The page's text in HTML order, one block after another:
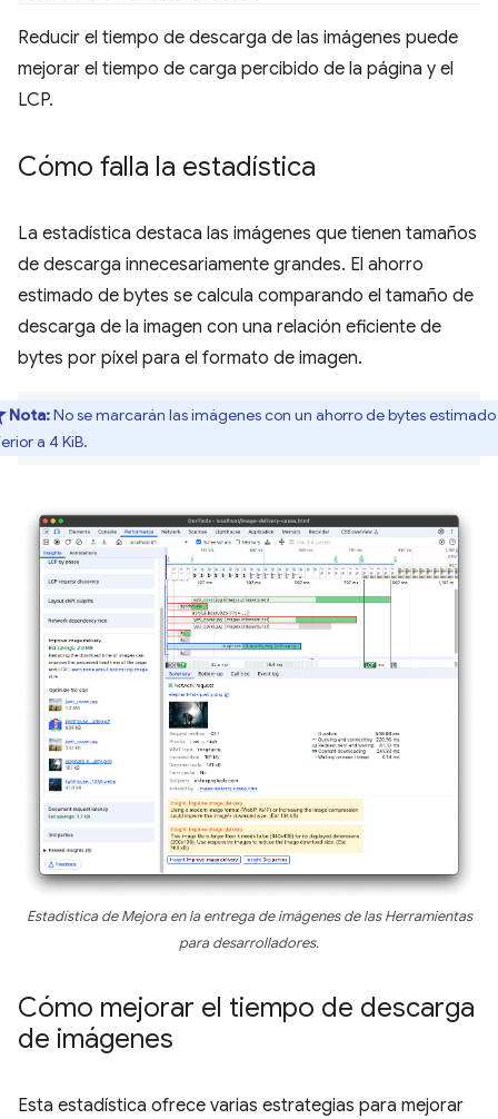
Reducir el tiempo de descarga de las imágenes puede
mejorar el tiempo de carga percibido de la página y el
LCP.
Cómo falla la estadística
La estadística destaca las imágenes que tienen tamaños
de descarga innecesariamente grandes. El ahorro
estimado de bytes se calcula comparando el tamaño de
descarga de la imagen con una relación eficiente de
bytes por píxel para el formato de imagen.
Nota:No se marcarán las imágenes con un ahorro de bytes estimado
a 4 KiB.
Estadística de Mejora en la entrega de imágenes de las Herramientas
para desarrolladores.
Cómo mejorar el tiempo de descarga
de imágenes
Esta estadística ofrece varias estrategias para mejorar